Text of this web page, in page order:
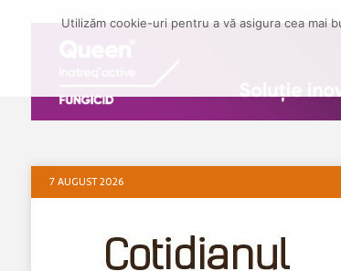
7 AUGUST 2026
Utilizăm cookie-uri pentru a vă asigura cea mai